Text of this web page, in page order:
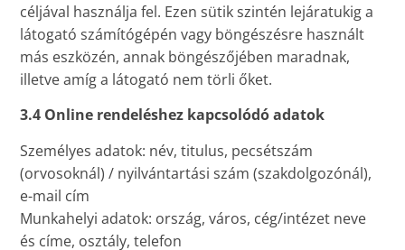
céljával használja fel. Ezen sütik szintén lejáratukig a
látogató számítógépén vagy böngészésre használt
más eszközén, annak böngészőjében maradnak,
illetve amíg a látogató nem törli őket.
3.4 Online rendeléshez kapcsolódó adatok
Személyes adatok: név, titulus, pecsétszám
(orvosoknál) / nyilvántartási szám (szakdolgozónál),
e-mail cím
Munkahelyi adatok: ország, város, cég/intézet neve
és címe, osztály, telefon